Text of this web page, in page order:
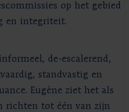
op het gebied
en integriteit.
de-escalerend,
standvastig en
Eugène ziet het als
richten tot één van zijn